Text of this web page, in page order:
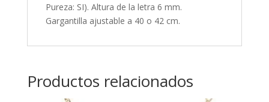
Pureza: SI). Altura de la letra 6 mm.
Gargantilla ajustable a 40 o 42 cm.
Productos relacionados